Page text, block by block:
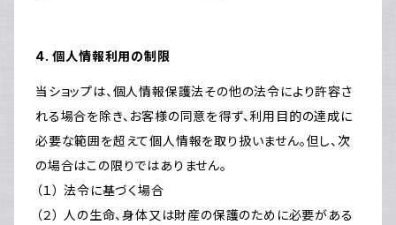
4. 個人情報利用の制限
当ショップは、個人情報保護法その他の法令により許容さ
れる場合を除き、お客様の同意を得ず、利用目的の達成に
必要な範囲を超えて個人情報を取り扱いません。但し、次
の場合はこの限りではありません。
（１） 法令に基づく場合
（２） 人の生命、身体又は財産の保護のために必要がある